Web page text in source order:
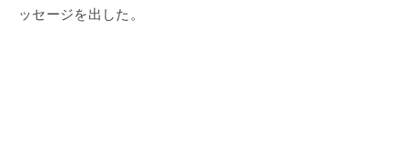
ッセージを出した。